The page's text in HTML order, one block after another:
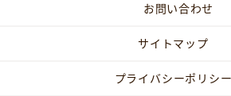
お問い合わせ
サイトマップ
プライバシーポリシー